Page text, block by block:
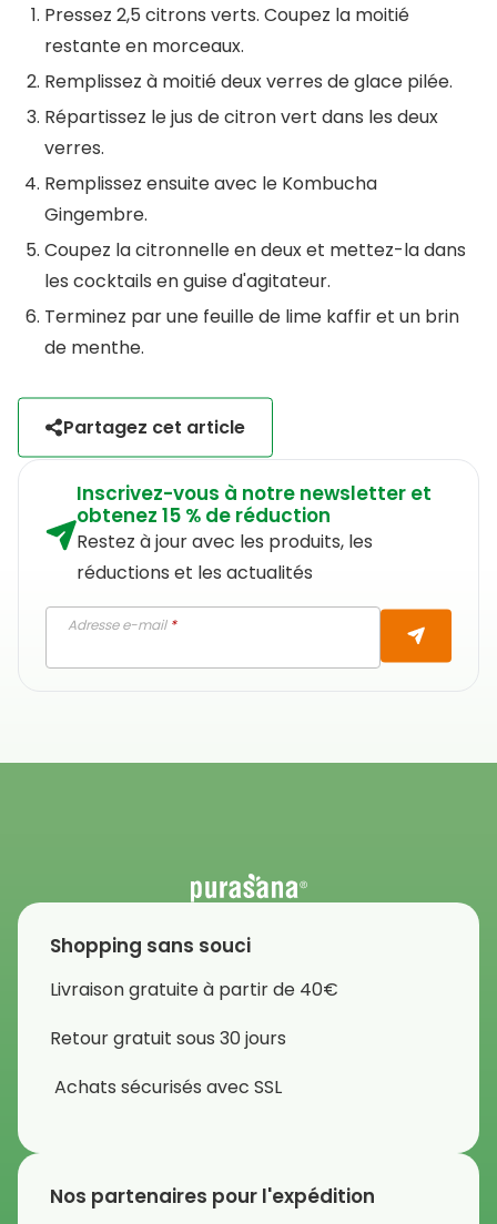
Pressez 2,5 citrons verts. Coupez la moitié
restante en morceaux.
Remplissez à moitié deux verres de glace pilée.
Répartissez le jus de citron vert dans les deux
verres.
Remplissez ensuite avec le Kombucha
Gingembre.
Coupez la citronnelle en deux et mettez-la dans
les cocktails en guise d'agitateur.
Terminez par une feuille de lime kaffir et un brin
de menthe.
Partagez cet article
Inscrivez-vous à notre newsletter et
obtenez 15 % de réduction
Restez à jour avec les produits, les
réductions et les actualités
Adresse e-mail*
Shopping sans souci
Livraison gratuite à partir de 40€
Retour gratuit sous 30 jours
Achats sécurisés avec SSL
Nos partenaires pour l'expédition